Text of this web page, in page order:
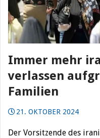
Immer mehr
verlassen
Familien
21. OKTOBER 2024
Der Vorsitzende des